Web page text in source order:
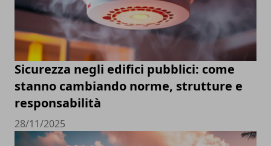
Sicurezza negli edifici pubblici: come
stanno cambiando norme, strutture e
responsabilità
28/11/2025